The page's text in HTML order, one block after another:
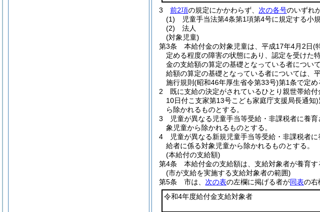
3
前2項の規定にかかわらず、 次の各号のいずれ
(1)
児童手当法第4条第1項第4号に規定する小
(2)
法人
(対象児童)
第3条
本給付金の対象児童は、平成17年4月2日(
定める程度の障害の状態にあり、認定を受けた
金の支給額の算定の基礎となっている者につい
給額の算定の基礎となっている者については、
施行規則 (昭和46年厚生省令第33号)第1条で定め
2
既に支給の決定がされているひとり親世帯給付
10日付こ支家第13号こども家庭庁支援局長通知)
ら除かれるものとする。
3
児童が異なる児童手当等受給・非課税者に養
象児童から除かれるものとする。
4
児童が異なる新規児童手当等受給・非課税者
給者に係る対象児童から除かれるものとする。
(本給付の支給額)
第4条
本給付金の支給額は、支給対象者が養育
(市が支給を実施する支給対象者の範囲)
第5条
市は、 次の表の左欄に掲げる者が同表の右
令和4年度給付金支給対象者